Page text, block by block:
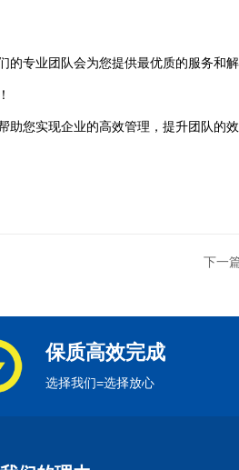
专业团队会为您提供最优质的服务和
您实现企业的高效管理，提升团队的
下一
保质高效完成
选择我们=选择放心